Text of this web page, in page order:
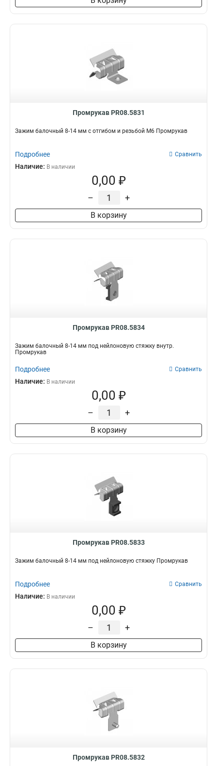
Промрукав PR08.5831
Зажим балочный 8-14 мм с отгибом и резьбой М6 Промрукав
Подробнее Сравнить
Наличие: В наличии
0,00 ₽
– +
В корзину
Промрукав PR08.5834
Зажим балочный 8-14 мм под нейлоновую стяжку внутр.
Промрукав
Подробнее Сравнить
Наличие: В наличии
0,00 ₽
– +
В корзину
Промрукав PR08.5833
Зажим балочный 8-14 мм под нейлоновую стяжку Промрукав
Подробнее Сравнить
Наличие: В наличии
0,00 ₽
– +
В корзину
Промрукав PR08.5832